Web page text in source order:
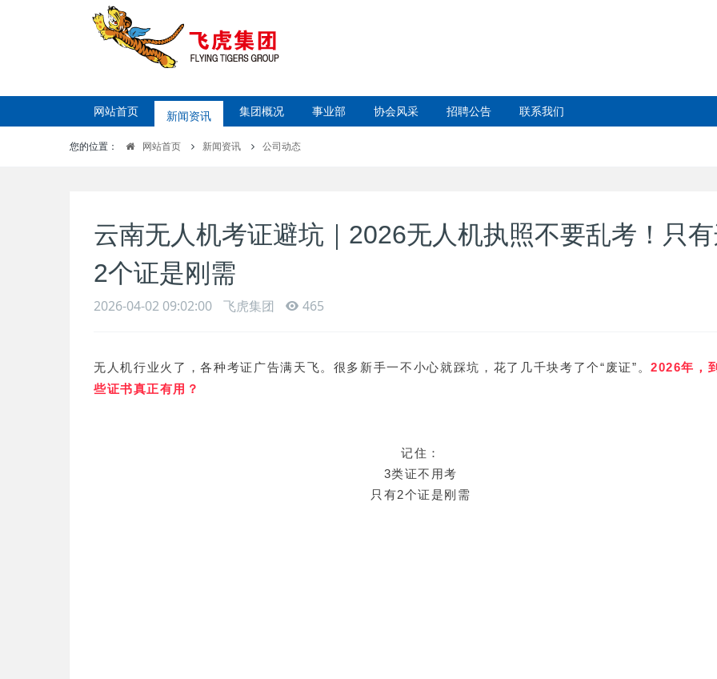
网站首页 新闻资讯 集团概况 事业部 协会风采 招聘公告 联系我们
您的位置： 网站首页 新闻资讯 公司动态
云南无人机考证避坑｜2026无人机执照不要乱考！只
2个证是刚需
2026-04-02 09:02:00 飞虎集团 465
无人机行业火了，各种考证广告满天飞。很多新手一不小心就踩坑，花了几千块考了个“废证”。2026年，
些证书真正有用？
记住：
3类证不用考
只有2个证是刚需